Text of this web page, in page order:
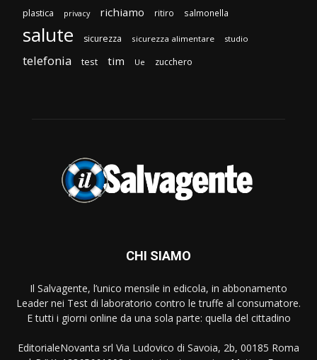
plastica privacy richiamo ritiro salmonella
salute sicurezza sicurezza alimentare studio
telefonia test tim Ue zucchero
CHI SIAMO
Il Salvagente, l’unico mensile in edicola, in abbonamento
Leader nei Test di laboratorio contro le truffe al consumatore.
E tutti i giorni online da una sola parte: quella del cittadino
EditorialeNovanta srl Via Ludovico di Savoia, 2b, 00185 Roma